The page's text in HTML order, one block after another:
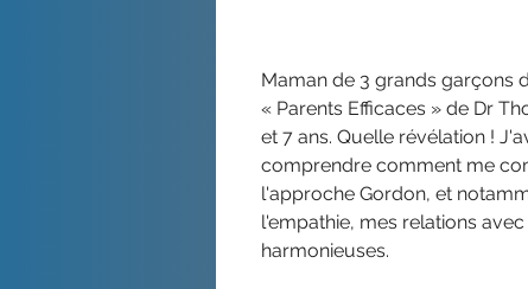
Occitanie
Maman de 3 grands garçons
« Parents Efficaces » de Dr
et 7 ans. Quelle révélation !
comprendre comment me
l'approche Gordon, et
l'empathie, mes relations
harmonieuses.